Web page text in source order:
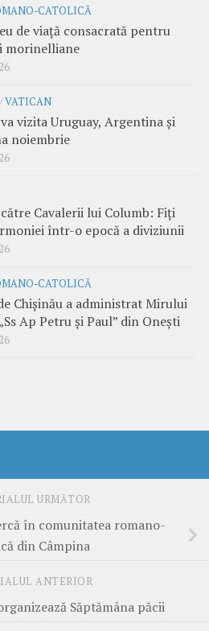
CATOLICĂ
de viață consacrată pentru
morinelliane
/VATICAN
vizita Uruguay, Argentina și
noiembrie
Cavalerii lui Columb: Fiți
într-o epocă a diviziunii
CATOLICĂ
Chișinău a administrat Mirului
Ap Petru și Paul” din Onești
URMĂTOR
în comunitatea romano-
din Câmpina
ANTERIOR
Săptămâna păcii